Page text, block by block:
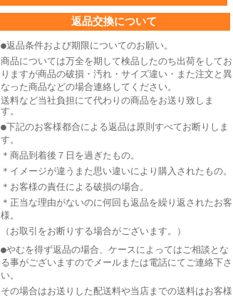
返品交換について
●返品条件および期限についてのお願い。
商品については万全を期して検品したのち出荷をしてお
りますが商品の破損・汚れ・サイズ違い・また注文と異
なった商品などの場合連絡してください。
送料など当社負担にて代わりの商品をお送り致しま
す。
●下記のお客様都合による返品は原則すべてお断りしま
す。
＊商品到着後７日を過ぎたもの。
＊イメージが違うまた思い違いにより購入されたもの。
＊お客様の責任による破損の場合。
＊正当な理由がないのに何回も返品を繰り返されたお客
様。
（お取引をお断りする場合がございます。）
●やむを得ず返品の場合、ケースによってはご相談とな
る事がございますのでメールまたは電話にてご連絡下さ
い。
その場合はお送りした配送料や当店までの送料はお客様